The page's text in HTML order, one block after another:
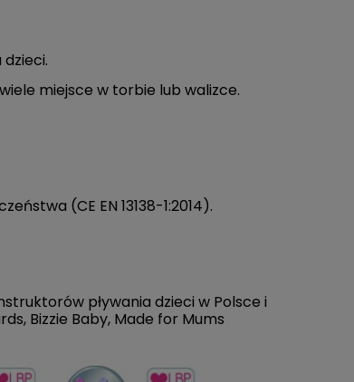
miejsce w torbie lub walizce.
(CE EN 13138-1:2014).
pływania dzieci w Polsce i
Bizzie Baby, Made for Mums